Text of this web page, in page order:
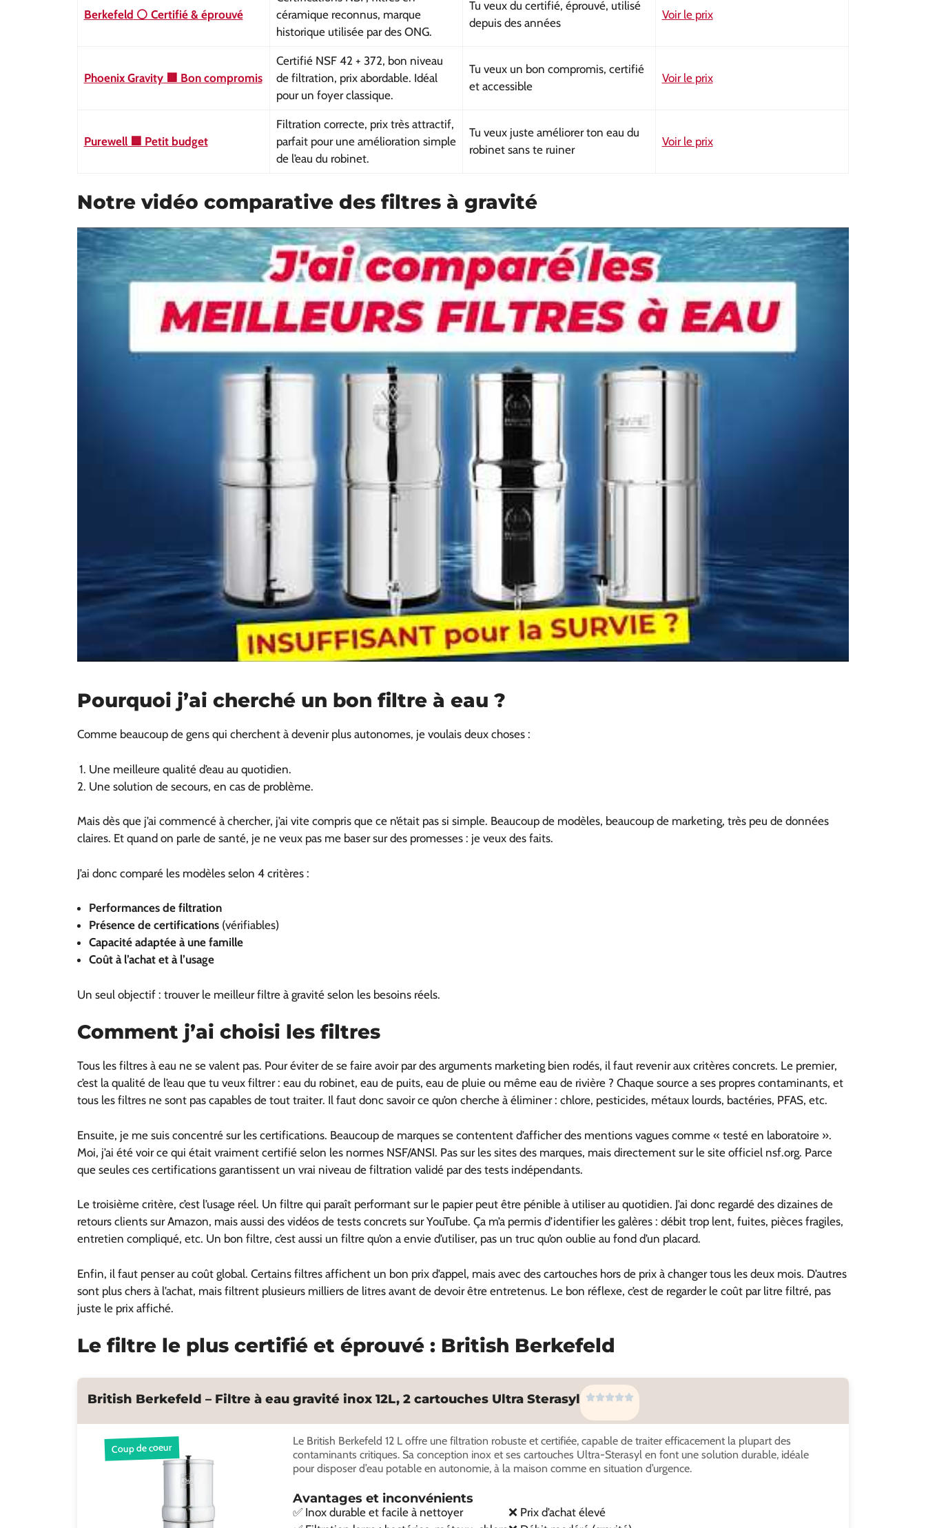
Berkefeld ⚪ Certifié & éprouvé
céramique reconnus, marque
historique utilisée par des ONG.
Tu veux du certifié, éprouvé, utilisé
depuis des années
Voir le prix
Phoenix Gravity🟥 Bon compromis
Certifié NSF 42 + 372, bon niveau
de filtration, prix abordable. Idéal
pour un foyer classique.
Tu veux un bon compromis, certifié
et accessible
Voir le prix
Purewell🟦 Petit budget
Filtration correcte, prix très attractif,
parfait pour une amélioration simple
de l’eau du robinet.
Tu veux juste améliorer ton eau du
robinet sans te ruiner
Voir le prix
Notre vidéo comparative des filtres à gravité
Pourquoi j’ai cherché un bon filtre à eau ?
Comme beaucoup de gens qui cherchent à devenir plus autonomes, je voulais deux choses :
Une meilleure qualité d’eau au quotidien.
Une solution de secours, en cas de problème.
Mais dès que j’ai commencé à chercher, j’ai vite compris que ce n’était pas si simple. Beaucoup de modèles, beaucoup de marketing, très peu de données
claires. Et quand on parle de santé, je ne veux pas me baser sur des promesses : je veux des faits.
J’ai donc comparé les modèles selon 4 critères :
Performances de filtration
Présence de certifications (vérifiables)
Capacité adaptée à une famille
Coût à l’achat et à l’usage
Un seul objectif : trouver le meilleur filtre à gravité selon les besoins réels.
Comment j’ai choisi les filtres
Tous les filtres à eau ne se valent pas. Pour éviter de se faire avoir par des arguments marketing bien rodés, il faut revenir aux critères concrets. Le premier,
c’est la qualité de l’eau que tu veux filtrer : eau du robinet, eau de puits, eau de pluie ou même eau de rivière ? Chaque source a ses propres contaminants, et
tous les filtres ne sont pas capables de tout traiter. Il faut donc savoir ce qu’on cherche à éliminer : chlore, pesticides, métaux lourds, bactéries, PFAS, etc.
Ensuite, je me suis concentré sur les certifications. Beaucoup de marques se contentent d’afficher des mentions vagues comme « testé en laboratoire ».
Moi, j’ai été voir ce qui était vraiment certifié selon les normes NSF/ANSI. Pas sur les sites des marques, mais directement sur le site officiel nsf.org. Parce
que seules ces certifications garantissent un vrai niveau de filtration validé par des tests indépendants.
Le troisième critère, c’est l’usage réel. Un filtre qui paraît performant sur le papier peut être pénible à utiliser au quotidien. J’ai donc regardé des dizaines de
retours clients sur Amazon, mais aussi des vidéos de tests concrets sur YouTube. Ça m’a permis d’identifier les galères : débit trop lent, fuites, pièces fragiles,
entretien compliqué, etc. Un bon filtre, c’est aussi un filtre qu’on a envie d’utiliser, pas un truc qu’on oublie au fond d’un placard.
Enfin, il faut penser au coût global. Certains filtres affichent un bon prix d’appel, mais avec des cartouches hors de prix à changer tous les deux mois. D’autres
sont plus chers à l’achat, mais filtrent plusieurs milliers de litres avant de devoir être entretenus. Le bon réflexe, c’est de regarder le coût par litre filtré, pas
juste le prix affiché.
Le filtre le plus certifié et éprouvé : British Berkefeld
British Berkefeld – Filtre à eau gravité inox 12L, 2 cartouches Ultra Sterasyl
Coup de coeur
Le British Berkefeld 12 L offre une filtration robuste et certifiée, capable de traiter efficacement la plupart des
contaminants critiques. Sa conception inox et ses cartouches Ultra-Sterasyl en font une solution durable, idéale
pour disposer d’eau potable en autonomie, à la maison comme en situation d’urgence.
Avantages et inconvénients
✅ Inox durable et facile à nettoyer
❌ Prix d’achat élevé